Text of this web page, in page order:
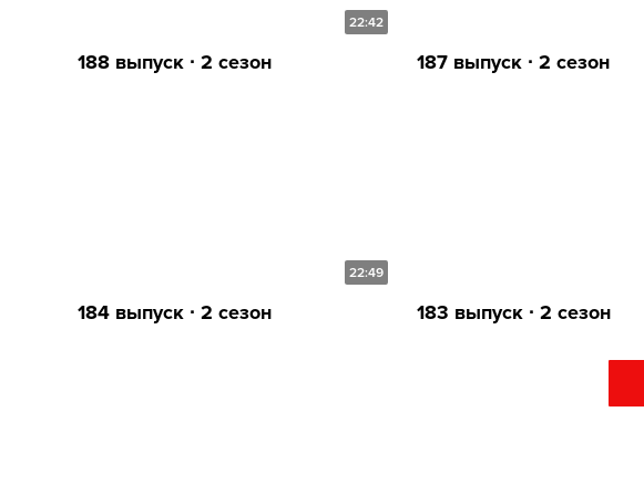
22:42
188 выпуск ∙ 2 сезон 187 выпуск ∙ 2 сезон
22:49
184 выпуск ∙ 2 сезон 183 выпуск ∙ 2 сезон